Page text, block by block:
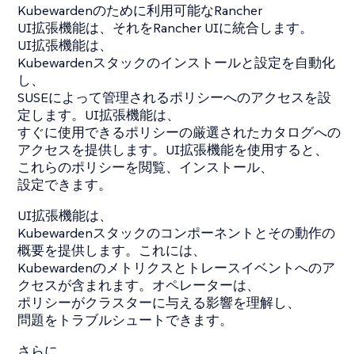
Kubewardenのために利用可能なRancher
UI拡張機能は、それをRancher UIに統合します。
UI拡張機能は、
Kubewardenスタックのインストールと設定を自動化
し、
SUSEによって管理されるポリシーへのアクセスを設
定します。UI拡張機能は、
すぐに使用できるポリシーの厳選されたカタログへの
アクセスを提供します。UI拡張機能を使用すると、
これらのポリシーを閲覧、インストール、
設定できます。
UI拡張機能は、
Kubewardenスタックのコンポーネントとその動作の
概要を提供します。これには、
Kubewardenのメトリクスとトレースイベントへのア
クセスが含まれます。オペレーターは、
ポリシーがクラスターに与える影響を理解し、
問題をトラブルシュートできます。